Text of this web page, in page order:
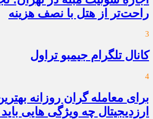
راحت‌تر از هتل با نصف هزینه
3
کانال تلگرام جیمبو تراول
4
برای معامله گران روزانه
ارزدیجیتال چه ویژگی هایی